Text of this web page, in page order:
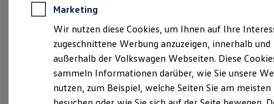
Anpfiff zum Gewinn
Elektroautos
ID. Tutorials
Elektrofahrzeugkonzepte
Reichweite
Reichweite der ID. Modelle
Reichweite im Winter
Impressum & Rechtliches)
Marketing
Wir nutzen diese Cookies, um Ihnen auf Ihre
zugeschnittene Werbung anzuzeigen, innerhalb und
außerhalb der Volkswagen Webseiten. Diese
sammeln Informationen darüber, wie Sie unsere
nutzen, zum Beispiel, welche Seiten Sie am meisten